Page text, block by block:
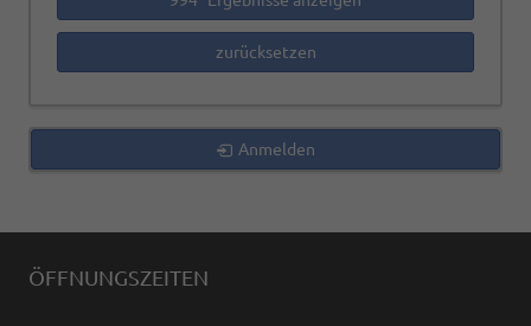
zurücksetzen
Anmelden
ÖFFNUNGSZEITEN